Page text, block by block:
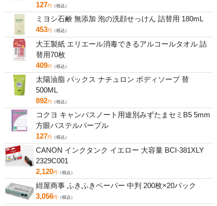
127円 （税込）
ミヨシ石鹸 無添加 泡の洗顔せっけん 詰替用 180mL
453円 （税込）
大王製紙 エリエール消毒できるアルコールタオル 詰
替用70枚
409円 （税込）
太陽油脂 パックス ナチュロン ボディソープ 替
500ML
892円 （税込）
コクヨ キャンパスノート用途別みずたまセミB5 5mm
方眼パステルパープル
127円 （税込）
CANON インクタンク イエロー 大容量 BCI-381XLY
2329C001
2,120円 （税込）
紺屋商事 ふきふきペーパー 中判 200枚×20パック
3,056円 （税込）